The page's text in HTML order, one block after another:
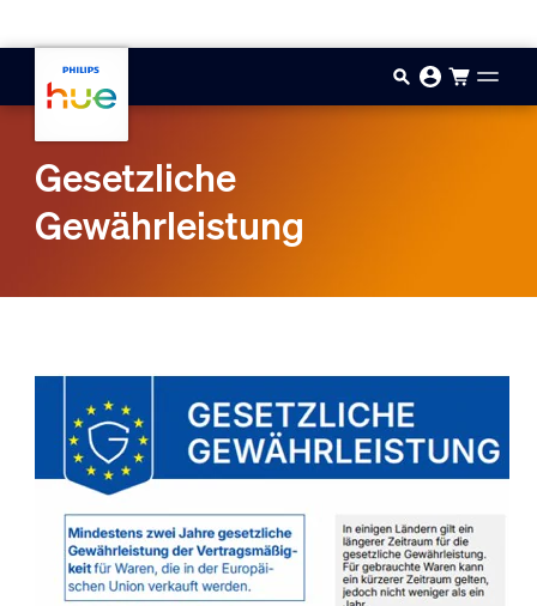
Gesetzliche
Gewährleistung